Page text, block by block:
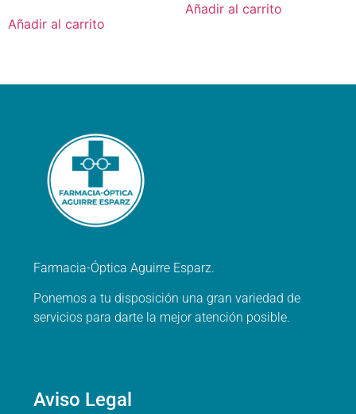
Añadir al carrito
Añadir al carrito
Farmacia-Óptica Aguirre Esparz.
Ponemos a tu disposición una gran variedad de
servicios para darte la mejor atención posible.
Aviso Legal